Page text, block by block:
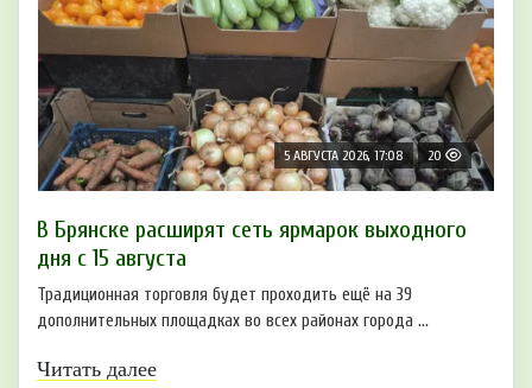
5 АВГУСТА 2026, 17:08 20
В Брянске расширят сеть ярмарок выходного
дня с 15 августа
Традиционная торговля будет проходить ещё на 39
дополнительных площадках во всех районах города ...
Читать далее